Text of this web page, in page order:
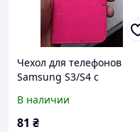
Чехол для телефонов
Samsung S3/S4 c
отделениями для карт
красный
В наличии
81 ₴